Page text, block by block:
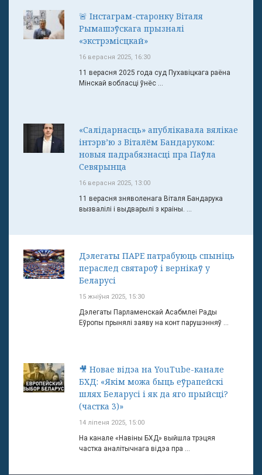
🚨 Інстаграм-старонку Віталя
Рымашэўскага прызналі
«экстрэмісцкай»
16 верасня 2025, 16:30
11 верасня 2025 года суд Пухавіцкага раёна
Мінскай вобласці ўнёс ...
«Салідарнасць» апублікавала вялікае
інтэрв’ю з Віталём Бандаруком:
новыя падрабязнасці пра Паўла
Севярынца
16 верасня 2025, 13:00
11 верасня зняволенага Віталя Бандарука
вызвалілі і выдварылі з краіны. ...
Дэлегаты ПАРЕ патрабуюць спыніць
пераслед святароў і вернікаў у
Беларусі
15 жніўня 2025, 15:30
Дэлегаты Парламенскай Асабмлеі Рады
Еўропы прынялі заяву на конт парушэнняў ...
🎥 Новае відэа на YouTube-канале
БХД: «Якім можа быць еўрапейскі
шлях Беларусі і як да яго прыйсці?
(частка 3)»
14 ліпеня 2025, 15:00
На канале «Навіны БХД» выйшла трэцяя
частка аналітычнага відэа пра ...